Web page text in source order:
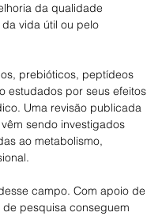
da qualidade
vida útil ou pelo
prebióticos, peptídeos
estudados por seus efeitos
Uma revisão publicada
sendo investigados
ao metabolismo,
campo. Com apoio de
pesquisa conseguem